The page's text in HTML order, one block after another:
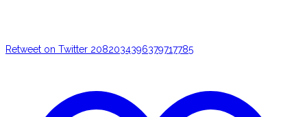
Retweet on Twitter 2082034396379717785